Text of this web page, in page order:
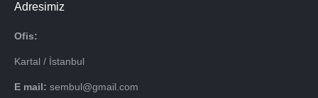
Adresimiz
Ofis:
Kartal / İstanbul
E mail: sembul@gmail.com